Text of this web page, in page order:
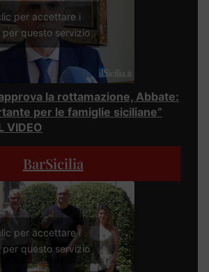
per accettare i
per questo servizio
la rottamazione, Abbate:
per le famiglie siciliane”
VIDEO
BarSicilia
per accettare i
per questo servizio